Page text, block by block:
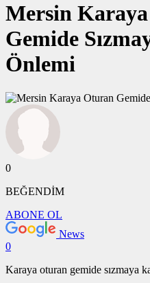
Mersin
Gemide
Önlemi
0
BEĞENDİM
ABONE OL
News
0
Karaya oturan gemide sızmaya